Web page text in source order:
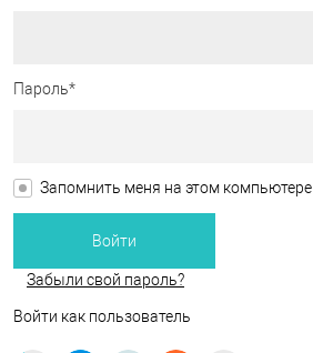
Пароль*
Запомнить меня на этом компьютере
Забыли свой пароль?
Войти как пользователь